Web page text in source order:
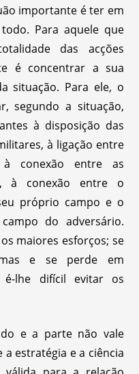
importante é ter em
Para aquele que
das acções
é concentrar a sua
situação. Para ele, o
segundo a situação,
à disposição das
à ligação entre
conexão entre as
à conexão entre o
próprio campo e o
do adversário.
maiores esforços; se
e se perde em
é-lhe difícil evitar os
e a parte não vale
estratégia e a ciência